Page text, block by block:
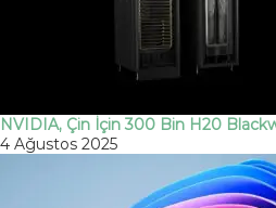
NVIDIA, Çin İçin 300 Bin H20
4 Ağustos 2025